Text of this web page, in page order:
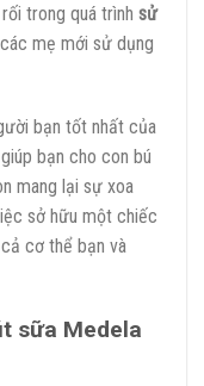
trong quá trình sử
mẹ mới sử dụng
bạn tốt nhất của
bạn cho con bú
mang lại sự xoa
sở hữu một chiếc
cơ thể bạn và
sữa Medela